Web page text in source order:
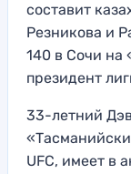
составит
Резникова и
140 в Сочи на
президент
33-летний
UFC, имеет в